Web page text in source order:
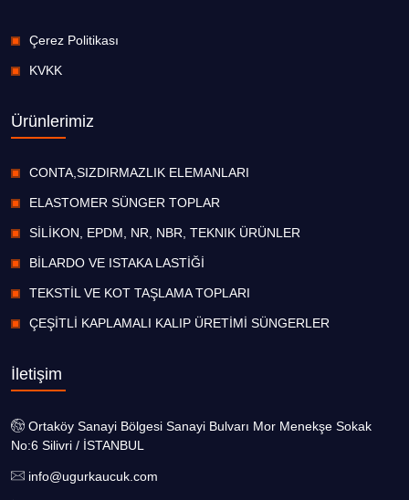
Çerez Politikası
KVKK
Ürünlerimiz
CONTA,SIZDIRMAZLIK ELEMANLARI
ELASTOMER SÜNGER TOPLAR
SİLİKON, EPDM, NR, NBR, TEKNIK ÜRÜNLER
BİLARDO VE ISTAKA LASTİĞİ
TEKSTİL VE KOT TAŞLAMA TOPLARI
ÇEŞİTLİ KAPLAMALI KALIP ÜRETİMİ SÜNGERLER
İletişim
Ortaköy Sanayi Bölgesi Sanayi Bulvarı Mor Menekşe Sokak
No:6 Silivri / İSTANBUL
info@ugurkaucuk.com